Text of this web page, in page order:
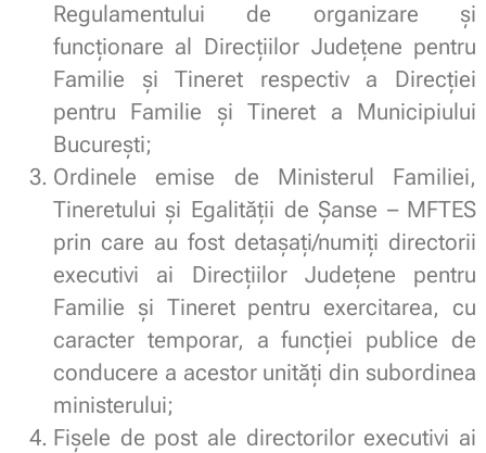
Regulamentului de organizare și
funcționare al Direcțiilor Județene pentru
Familie și Tineret respectiv a Direcției
pentru Familie și Tineret a Municipiului
București;
Ordinele emise de Ministerul Familiei,
Tineretului și Egalității de Șanse – MFTES
prin care au fost detașați/numiți directorii
executivi ai Direcțiilor Județene pentru
Familie și Tineret pentru exercitarea, cu
caracter temporar, a funcției publice de
conducere a acestor unități din subordinea
ministerului;
Fișele de post ale directorilor executivi ai